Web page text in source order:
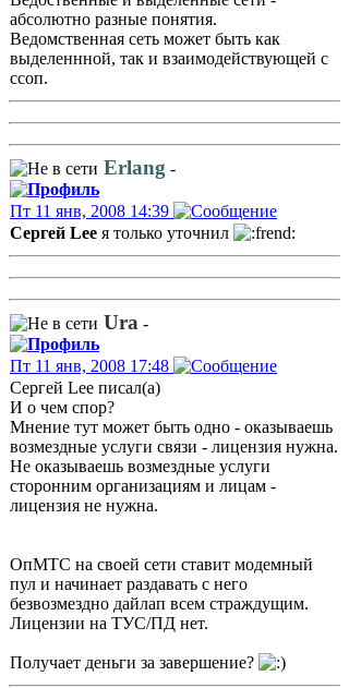
абсолютно разные понятия.
Ведомственная сеть может быть как
выделеннной, так и взаимодействующей с
ссоп.
Erlang -
Пт 11 янв, 2008 14:39
Сергей Lee я только уточнил
Ura -
Пт 11 янв, 2008 17:48
Сергей Lee писал(а)
И о чем спор?
Мнение тут может быть одно - оказываешь
возмездные услуги связи - лицензия нужна.
Не оказываешь возмездные услуги
сторонним организациям и лицам -
лицензия не нужна.
ОпМТС на своей сети ставит модемный
пул и начинает раздавать с него
безвозмездно дайлап всем страждущим.
Лицензии на ТУС/ПД нет.
Получает деньги за завершение?